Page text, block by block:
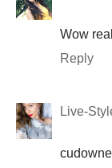
Wow
Reply
Live-